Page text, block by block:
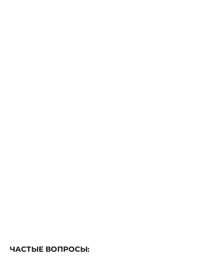
ЧАСТЫЕ ВОПРОСЫ: